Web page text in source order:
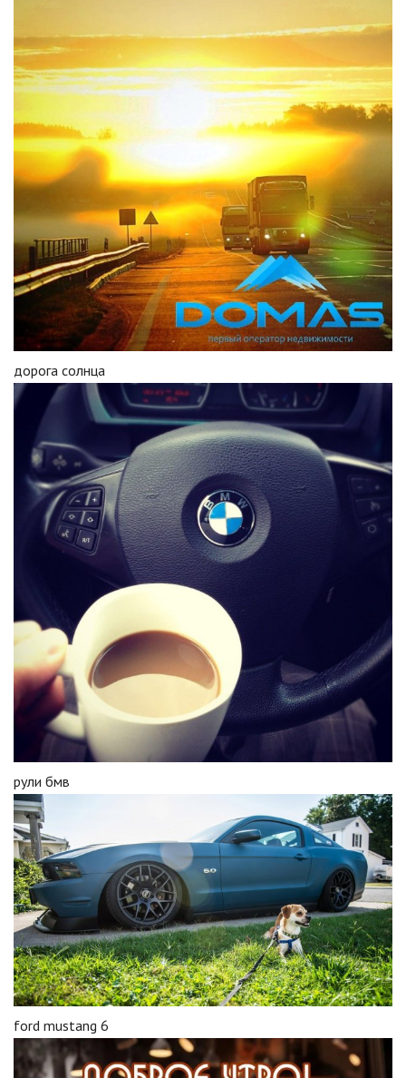
дорога солнца
рули бмв
ford mustang 6